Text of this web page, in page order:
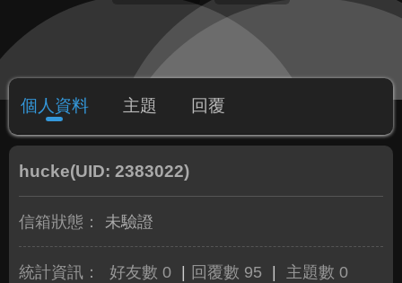
個人資料 主題 回覆
hucke(UID: 2383022)
信箱狀態： 未驗證
統計資訊： 好友數 0 回覆數 95 主題數 0